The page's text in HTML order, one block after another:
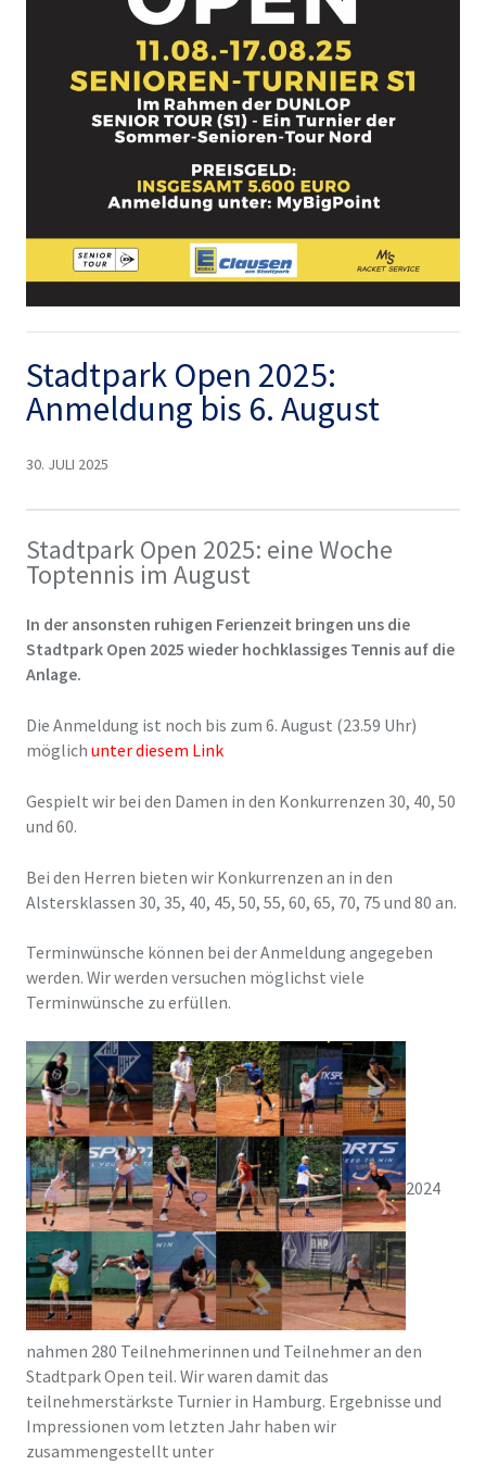
Stadtpark Open 2025:
Anmeldung bis 6. August
30. JULI 2025
Stadtpark Open 2025: eine Woche
Toptennis im August
In der ansonsten ruhigen Ferienzeit bringen uns die
Stadtpark Open 2025 wieder hochklassiges Tennis auf die
Anlage.
Die Anmeldung ist noch bis zum 6. August (23.59 Uhr)
möglich unter diesem Link
Gespielt wir bei den Damen in den Konkurrenzen 30, 40, 50
und 60.
Bei den Herren bieten wir Konkurrenzen an in den
Alstersklassen 30, 35, 40, 45, 50, 55, 60, 65, 70, 75 und 80 an.
Terminwünsche können bei der Anmeldung angegeben
werden. Wir werden versuchen möglichst viele
Terminwünsche zu erfüllen.
2024
nahmen 280 Teilnehmerinnen und Teilnehmer an den
Stadtpark Open teil. Wir waren damit das
teilnehmerstärkste Turnier in Hamburg. Ergebnisse und
Impressionen vom letzten Jahr haben wir
zusammengestellt unter